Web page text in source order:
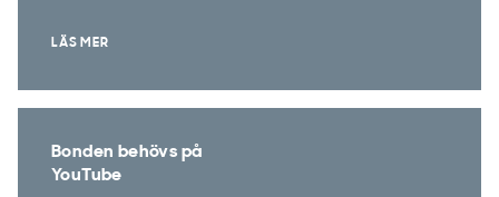
LÄS MER
Bonden behövs på
YouTube